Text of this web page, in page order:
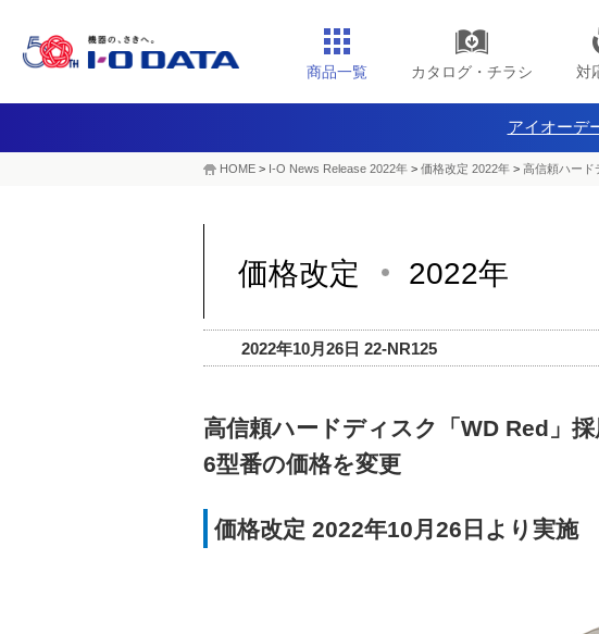
商品一覧 カタログ・チラシ 対
アイオーデ
HOME > I-O News Release 2022年 > 価格改定 2022年 > 高信頼ハード
価格改定 2022年
2022年10月26日 22-NR125
高信頼ハードディスク「WD Red」
6型番の価格を変更
価格改定 2022年10月26日より実施